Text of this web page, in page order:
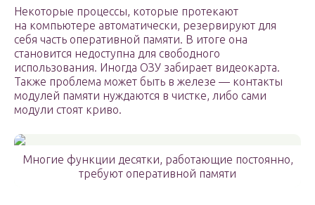
Некоторые процессы, которые протекают
на компьютере автоматически, резервируют для
себя часть оперативной памяти. В итоге она
становится недоступна для свободного
использования. Иногда ОЗУ забирает видеокарта.
Также проблема может быть в железе — контакты
модулей памяти нуждаются в чистке, либо сами
модули стоят криво.
Многие функции десятки, работающие постоянно,
требуют оперативной памяти